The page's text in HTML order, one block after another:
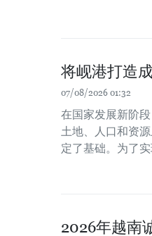
将岘港打造
07/08/2026 01:32
在国家发展新阶
土地、人口和资
定了基础。为了
2026年越南